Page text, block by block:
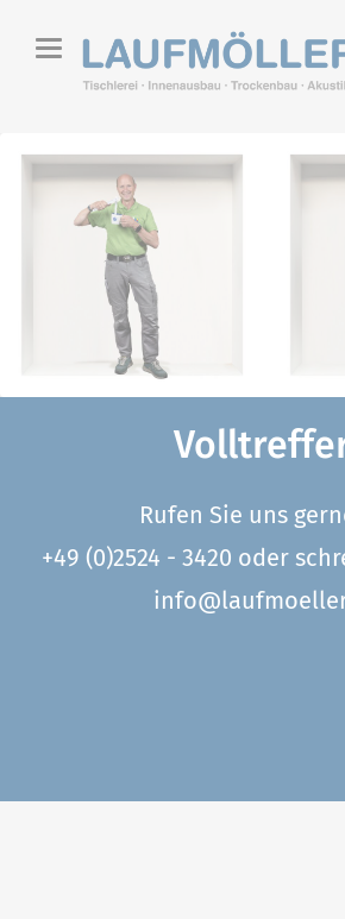
Rufen Sie uns
+49 (0)2524 - 3420 oder